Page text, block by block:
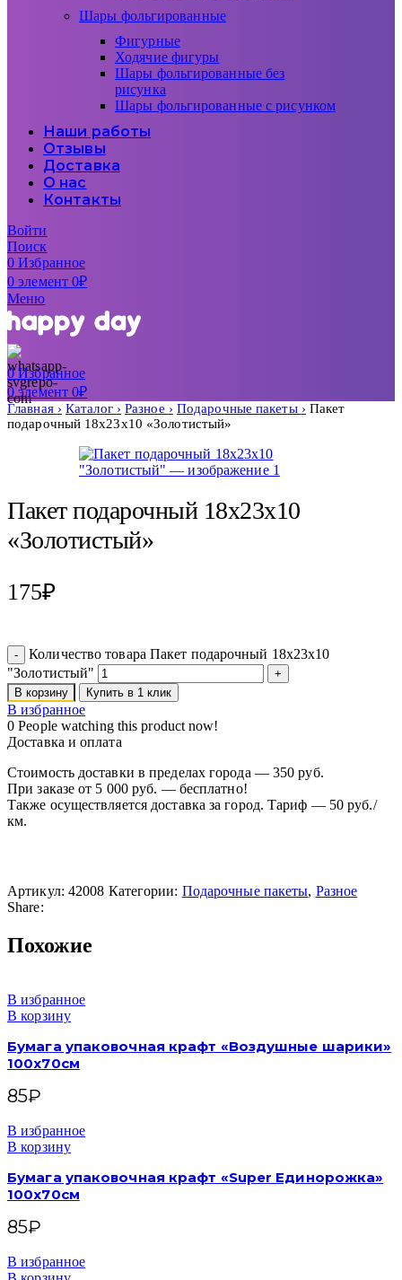
Шары фольгированные
Фигурные
Ходячие фигуры
Шары фольгированные без
рисунка
Шары фольгированные с рисунком
Наши работы
Отзывы
Доставка
О нас
Контакты
Войти
Поиск
0Избранное
0элемент 0₽
Меню
0Избранное
0элемент 0₽
Главная Каталог Разное Подарочные пакеты
Пакет
подарочный 18х23х10 «Золотистый»
Пакет подарочный 18х23х10
«Золотистый»
175₽
Количество товара Пакет подарочный 18х23х10
"Золотистый"
В корзину Купить в 1 клик
В избранное
0 People watching this product now!
Доставка и оплата
Стоимость доставки в пределах города — 350 руб.
При заказе от 5 000 руб. — бесплатно!
Также осуществляется доставка за город. Тариф — 50 руб./
км.
Артикул: 42008 Категории: Подарочные пакеты, Разное
Share:
Похожие
В избранное
В корзину
Бумага упаковочная крафт «Воздушные шарики»
100х70см
85₽
В избранное
В корзину
Бумага упаковочная крафт «Super Единорожка»
100х70см
85₽
В избранное